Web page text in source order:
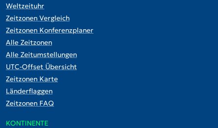
Weltzeituhr
Zeitzonen Vergleich
Zeitzonen Konferenzplaner
Alle Zeitzonen
Alle Zeitumstellungen
UTC-Offset Übersicht
Zeitzonen Karte
Länderflaggen
Zeitzonen FAQ
KONTINENTE